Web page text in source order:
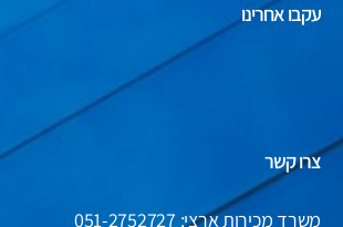
עקבו אחרינו
צרו קשר
משרד מכירות ארצי: 051-2752727